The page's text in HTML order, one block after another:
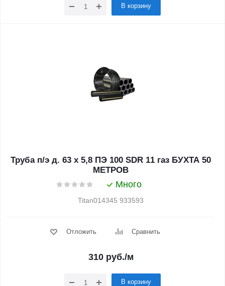
В корзину
Труба п/э д. 63 х 5,8 ПЭ 100 SDR 11 газ БУХТА 50
МЕТРОВ
Много
Titan014345 933593
Отложить Сравнить
310руб./м
В корзину